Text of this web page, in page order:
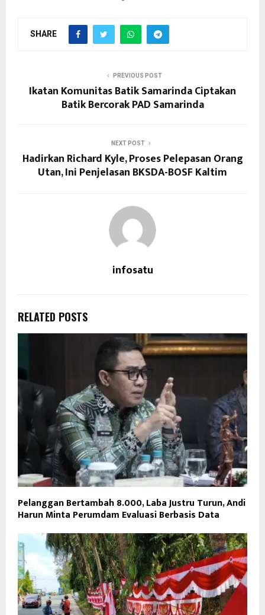
SHARE
PREVIOUS POST
Ikatan Komunitas Batik Samarinda Ciptakan
Batik Bercorak PAD Samarinda
NEXT POST
Hadirkan Richard Kyle, Proses Pelepasan Orang
Utan, Ini Penjelasan BKSDA-BOSF Kaltim
infosatu
RELATED POSTS
Pelanggan Bertambah 8.000, Laba Justru Turun, Andi
Harun Minta Perumdam Evaluasi Berbasis Data